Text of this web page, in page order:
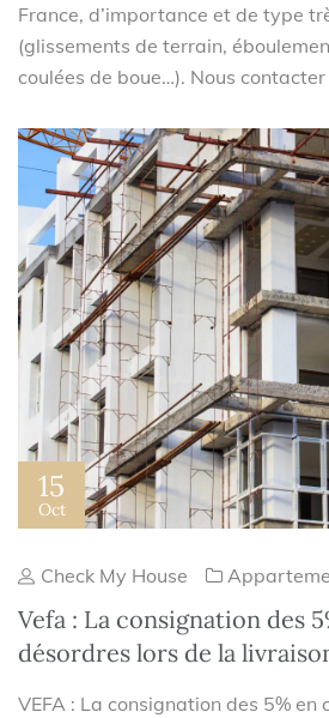
France, d’importance et de type
(glissements de terrain,
coulées de boue…). Nous
15
Oct
Check My House
Vefa : La consignation des
désordres lors de la
VEFA : La consignation des 5% en